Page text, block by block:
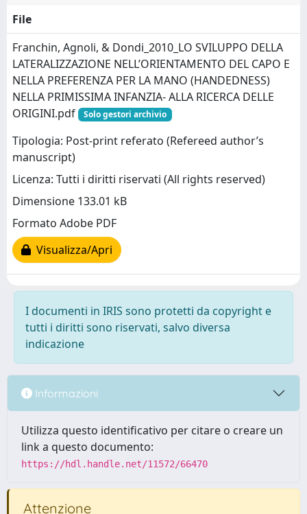
File
Franchin, Agnoli, & Dondi_2010_LO SVILUPPO DELLA
LATERALIZZAZIONE NELL’ORIENTAMENTO DEL CAPO E
NELLA PREFERENZA PER LA MANO (HANDEDNESS)
NELLA PRIMISSIMA INFANZIA- ALLA RICERCA DELLE
ORIGINI.pdf
Solo gestori archivio
Tipologia: Post-print referato (Refereed author’s
manuscript)
Licenza: Tutti i diritti riservati (All rights reserved)
Dimensione 133.01 kB
Formato Adobe PDF
Visualizza/Apri
I documenti in IRIS sono protetti da copyright e
tutti i diritti sono riservati, salvo diversa
indicazione
Informazioni
Utilizza questo identificativo per citare o creare un
link a questo documento:
https://hdl.handle.net/11572/66470
Attenzione